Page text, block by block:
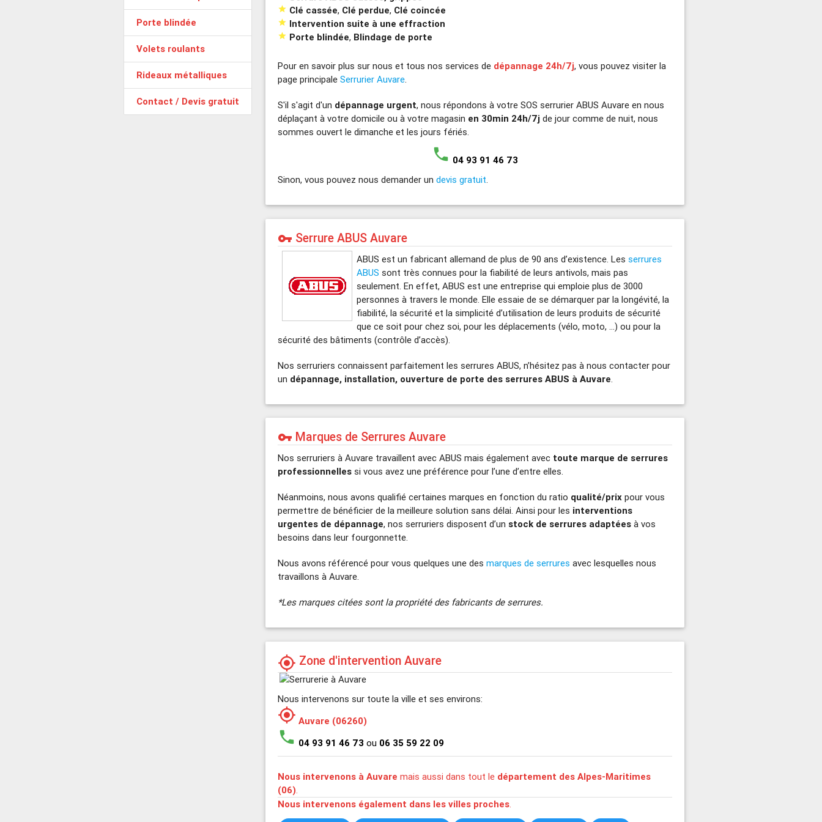
Porte blindée
Volets roulants
Rideaux métalliques
Contact / Devis gratuit
 Clé cassée, Clé perdue, Clé coincée
 Intervention suite à une effraction
 Porte blindée, Blindage de porte
Pour en savoir plus sur nous et tous nos services de dépannage 24h/7j, vous pouvez visiter la
page principaleSerrurier Auvare.
S'il s'agit d'un dépannage urgent, nous répondons à votre SOS serrurier ABUS Auvare en nous
déplaçant à votre domicile ou à votre magasin en 30min 24h/7j de jour comme de nuit, nous
sommes ouvert le dimanche et les jours fériés.
phone 04 93 91 46 73
Sinon, vous pouvez nous demander undevis gratuit.
vpn_key Serrure ABUS Auvare
ABUS est un fabricant allemand de plus de 90 ans d’existence. Lesserrures
ABUS sont très connues pour la fiabilité de leurs antivols, mais pas
seulement. En effet, ABUS est une entreprise qui emploie plus de 3000
personnes à travers le monde. Elle essaie de se démarquer par la longévité, la
fiabilité, la sécurité et la simplicité d’utilisation de leurs produits de sécurité
que ce soit pour chez soi, pour les déplacements (vélo, moto, …) ou pour la
sécurité des bâtiments (contrôle d’accès).
Nos serruriers connaissent parfaitement les serrures ABUS, n’hésitez pas à nous contacter pour
un dépannage, installation, ouverture de porte des serrures ABUS à Auvare
vpn_key Marques de Serrures Auvare
Nos serruriers à Auvare travaillent avec ABUS mais également avec toute marque de serrures
professionnelles si vous avez une préférence pour l’une d’entre elles.
Néanmoins, nous avons qualifié certaines marques en fonction du ratio qualité/prix pour vous
permettre de bénéficier de la meilleure solution sans délai. Ainsi pour les interventions
urgentes de dépannage, nos serruriers disposent d’unstock de serrures adaptées à vos
besoins dans leur fourgonnette.
Nous avons référencé pour vous quelques une desmarques de serrures avec lesquelles nous
travaillons à Auvare.
*Les marques citées sont la propriété des fabricants de serrures.
my_location Zone d'intervention Auvare
Nous intervenons sur toute la ville et ses environs:
my_location Auvare (06260)
phone 04 93 91 46 73 ou 06 35 59 22 09
Nous intervenons à Auvare mais aussi dans tout le département des Alpes-Maritimes
(06)
Nous intervenons également dans les villes proches